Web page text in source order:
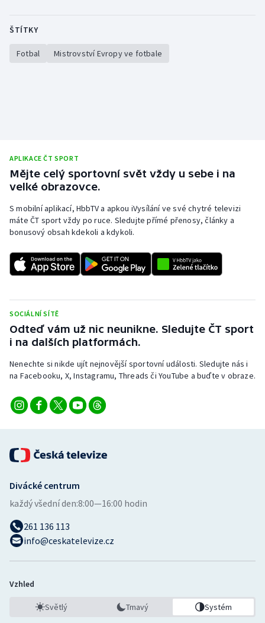
ŠTÍTKY
Fotbal Mistrovství Evropy ve fotbale
APLIKACE ČT SPORT
Mějte celý sportovní svět vždy u sebe i na
velké obrazovce.
S mobilní aplikací, HbbTV a apkou iVysílání ve své chytré televizi
máte ČT sport vždy po ruce. Sledujte přímé přenosy, články a
bonusový obsah kdekoli a kdykoli.
SOCIÁLNÍ SÍTĚ
Odteď vám už nic neunikne. Sledujte ČT sport
i na dalších platformách.
Nenechte si nikde ujít nejnovější sportovní události. Sledujte nás i
na Facebooku, X, Instagramu, Threads či YouTube a buďte v obraze.
Divácké centrum
každý všední den:8:00—16:00 hodin
261 136 113
info@ceskatelevize.cz
Vzhled
Světlý Tmavý Systém